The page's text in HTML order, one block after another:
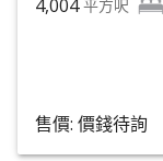
4,004 平方呎
售價: 價錢待詢